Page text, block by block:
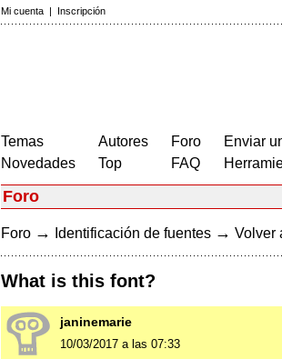
Mi cuenta | Inscripción
Temas
Novedades
Autores
Top
Foro
FAQ
Enviar
Foro
Foro → Identificación de fuentes → Volver
What is this font?
janinemarie
10/03/2017 a las 07:33